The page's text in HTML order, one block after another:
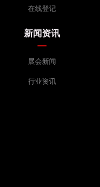
在线登记
新闻资讯
展会新闻
行业资讯